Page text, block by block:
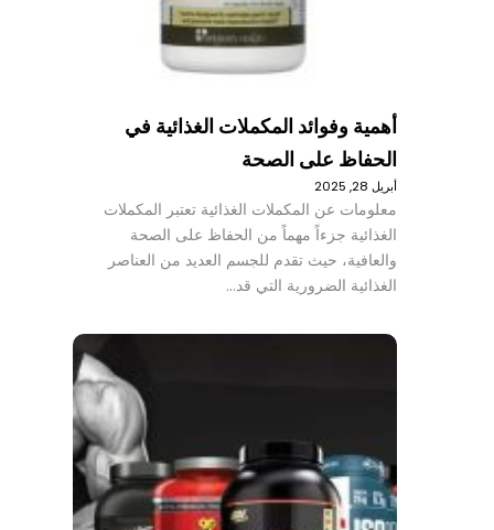
أهمية وفوائد المكملات الغذائية في
الحفاظ على الصحة
أبريل 28, 2025
معلومات عن المكملات الغذائية تعتبر المكملات
الغذائية جزءاً مهماً من الحفاظ على الصحة
والعافية، حيث تقدم للجسم العديد من العناصر
الغذائية الضرورية التي قد…